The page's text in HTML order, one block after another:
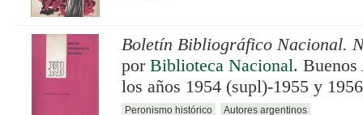
Boletín Bibliográfico Nacional.
por Biblioteca Nacional. Buenos
los años 1954 (supl)-1955 y 1956
Peronismo histórico
Autores argentinos